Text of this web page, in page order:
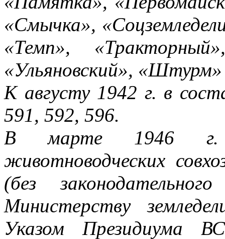
«Смычка»,
«Темп»,
«Ульяновский»,
К августу 1942 г. в
591, 592, 596.
В марте 1946 г.
животноводческих
(без
Министерству
Указом Президиума